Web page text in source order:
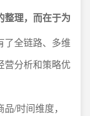
整理，而在于为
了全链路、多维
营分析和策略优
/时间维度，